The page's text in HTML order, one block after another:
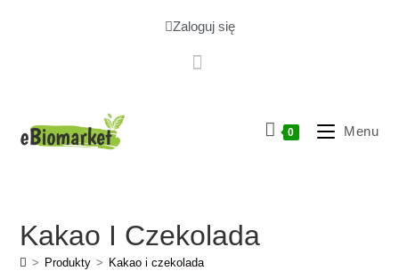
Zaloguj się
0 Menu
Kakao I Czekolada
> Produkty > Kakao i czekolada